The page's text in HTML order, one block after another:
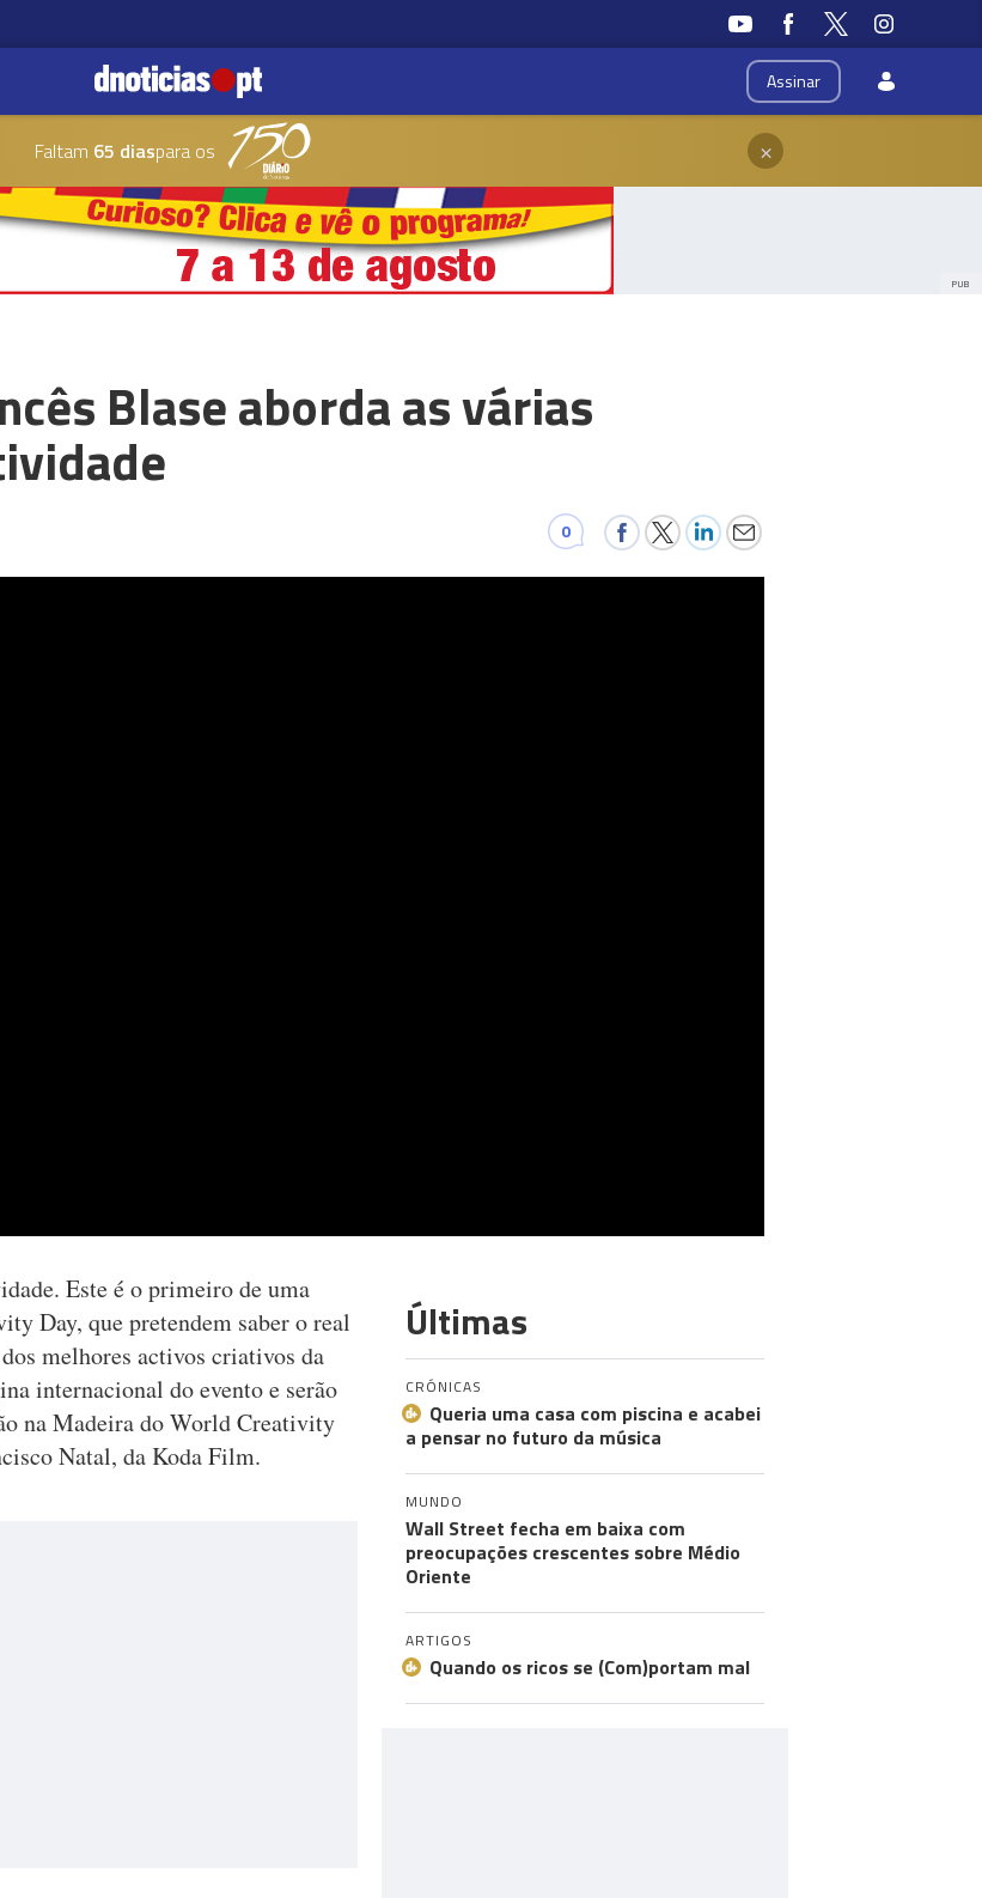
Assinar
Faltam 65 diaspara os ×
PUB
Blase aborda as várias
0
Este é o primeiro de uma
Day, que pretendem saber o real
melhores activos criativos da
internacional do evento e serão
na Madeira do World Creativity
Natal, da Koda Film.
Últimas
CRÓNICAS
Queria uma casa com piscina e acabei
a pensar no futuro da música
MUNDO
Wall Street fecha em baixa com
preocupações crescentes sobre Médio
Oriente
ARTIGOS
Quando os ricos se (Com)portam mal